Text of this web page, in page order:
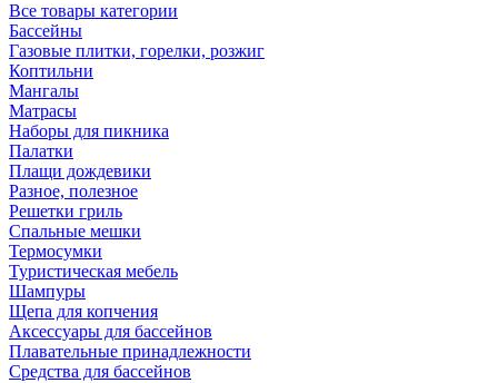
Все товары категории
Бассейны
Газовые плитки, горелки, розжиг
Коптильни
Мангалы
Матрасы
Наборы для пикника
Палатки
Плащи дождевики
Разное, полезное
Решетки гриль
Спальные мешки
Термосумки
Туристическая мебель
Шампуры
Щепа для копчения
Аксессуары для бассейнов
Плавательные принадлежности
Средства для бассейнов